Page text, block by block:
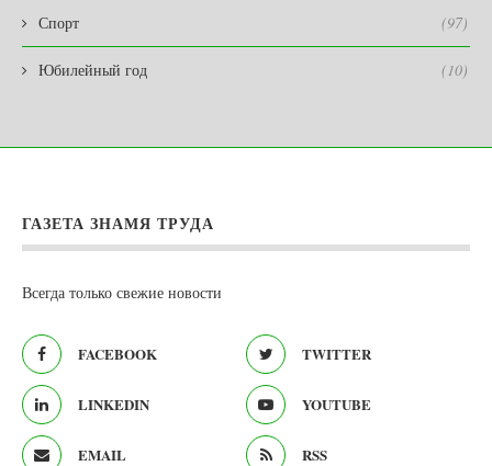
Спорт (97)
Юбилейный год (10)
ГАЗЕТА ЗНАМЯ ТРУДА
Всегда только свежие новости
FACEBOOK TWITTER
LINKEDIN YOUTUBE
EMAIL RSS